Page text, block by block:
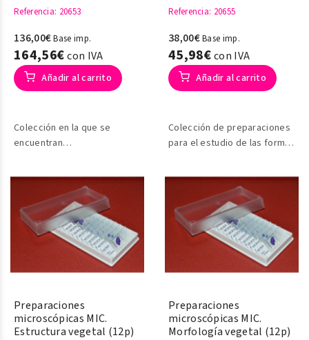
Referencia: 20653
136,00€Base imp.
164,56€con IVA
Añadir al carrito
Colección en la que se
encuentran
animal, vegetal y
Referencia: 20655
38,00€Base imp.
45,98€con IVA
Añadir al carrito
Colección de preparaciones
para el estudio de las formas
contenidos
Preparaciones
microscópicas MIC.
Estructura vegetal (12p)
Preparaciones
microscópicas MIC.
Morfología vegetal (12p)